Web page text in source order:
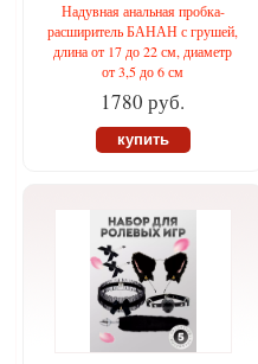
Надувная анальная пробка-
расширитель БАНАН с грушей,
длина от 17 до 22 см, диаметр
от 3,5 до 6 см
1780 руб.
купить